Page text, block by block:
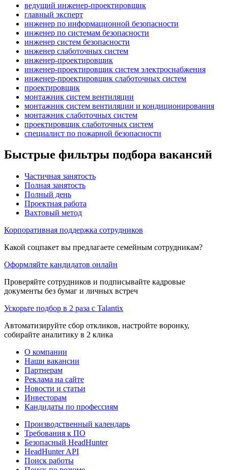
ведущий инженер-проектировщик
главный эксперт
инженер по информационной безопасности
инженер по системам безопасности
инженер систем безопасности
инженер слаботочных систем
инженер-проектировщик
инженер-проектировщик систем электроснабжения
инженер-проектировщик слаботочных систем
проектировщик
монтажник систем вентиляции
монтажник систем вентиляции и кондиционирования
монтажник слаботочных систем
проектировщик слаботочных систем
специалист по пожарной безопасности
Быстрые фильтры подбора вакансий
Частичная занятость
Полная занятость
Полный день
Проектная работа
Вахтовый метод
Корпоративная поддержка сотрудников
Какой соцпакет вы предлагаете семейным сотрудникам?
Оформляйте кандидатов онлайн
Проверяйте сотрудников и подписывайте кадровые
документы без бумаг и личных встреч
Ускорьте подбор в 2 раза с Talantix
Автоматизируйте сбор откликов, настройте воронку,
собирайте аналитику в 2 клика
О компании
Наши вакансии
Партнерам
Реклама на сайте
Новости и статьи
Инвесторам
Кандидаты по профессиям
Производственный календарь
Требования к ПО
Безопасный HeadHunter
HeadHunter API
Поиск работы